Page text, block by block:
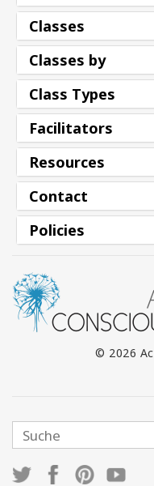
Classes
Classes by
Class Types
Facilitators
Resources
Contact
Policies
© 2026